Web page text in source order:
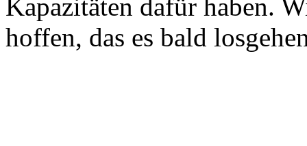
Kapazitäten dafür haben.
hoffen, das es bald